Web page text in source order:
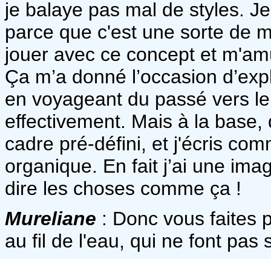
je balaye pas mal de styles.
parce que c'est une sorte de
jouer avec ce concept et
Ça m’a donné l’occasion
en voyageant du passé vers
effectivement. Mais à la base,
cadre pré-défini, et j'écris
organique. En fait j’ai une
dire les choses comme ça !
Mureliane : Donc vous faites
au fil de l'eau, qui ne font pas